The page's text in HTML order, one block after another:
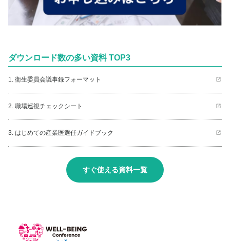
ダウンロード数の多い資料 TOP3
1. 衛生委員会議事録フォーマット
2. 職場巡視チェックシート
3. はじめての産業医選任ガイドブック
すぐ使える資料一覧